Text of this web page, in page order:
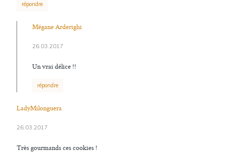
répondre
Mégane Arderighi
26.03.2017
Un vrai délice !!
répondre
LadyMilonguera
26.03.2017
Très gourmands ces cookies !